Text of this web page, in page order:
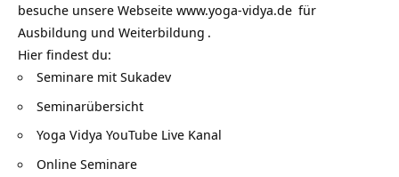
besuche unsere Webseite www.yoga-vidya.de für
Ausbildung und Weiterbildung .
Hier findest du:
Seminare mit Sukadev
Seminarübersicht
Yoga Vidya YouTube Live Kanal
Online Seminare